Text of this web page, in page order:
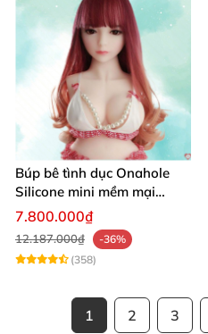
Búp bê tình dục Onahole
Silicone mini mềm mại
54cm
7.800.000₫
12.187.000₫
-36%
(358)
1 2 3